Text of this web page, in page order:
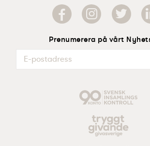
Prenumerera på vårt